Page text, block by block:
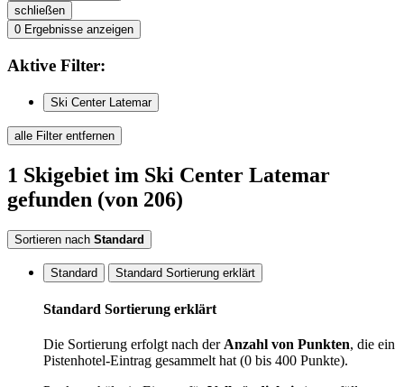
schließen
0 Ergebnisse anzeigen
Aktive Filter:
Ski Center Latemar
alle Filter entfernen
1 Skigebiet im Ski Center Latemar
gefunden (von 206)
Sortieren nach Standard
Standard Standard Sortierung erklärt
Standard Sortierung erklärt
Die Sortierung erfolgt nach der Anzahl von Punkten, die ein
Pistenhotel-Eintrag gesammelt hat (0 bis 400 Punkte).